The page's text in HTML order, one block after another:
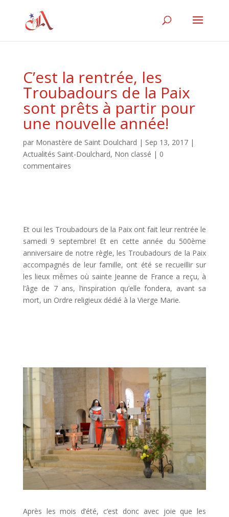
C’est la rentrée, les
Troubadours de la Paix
sont prêts à partir pour
une nouvelle année!
par Monastère de Saint Doulchard | Sep 13, 2017|
Actualités Saint-Doulchard, Non classé | 0
commentaires
Et oui les Troubadours de la Paix ont fait leur rentrée le
samedi 9 septembre! Et en cette année du 500ème
anniversaire de notre règle, les Troubadours de la Paix
accompagnés de leur famille, ont été se recueillir sur
les lieux mêmes où sainte Jeanne de France a reçu, à
l’âge de 7 ans, l’inspiration qu’elle fondera, avant sa
mort, un Ordre religieux dédié à la Vierge Marie.
Après les mois d’été, c’est donc avec joie que les